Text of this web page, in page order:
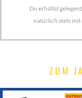
Du erhältst
natürlich stets
ZUM